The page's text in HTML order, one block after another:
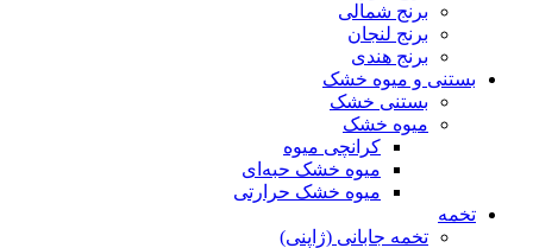
برنج شمالی
برنج لنجان
برنج هندی
بستنی و میوه خشک
بستنی خشک
میوه خشک
کرانچی میوه
میوه خشک حبه‌ای
میوه خشک حرارتی
تخمه
تخمه جابانی (ژاپنی)